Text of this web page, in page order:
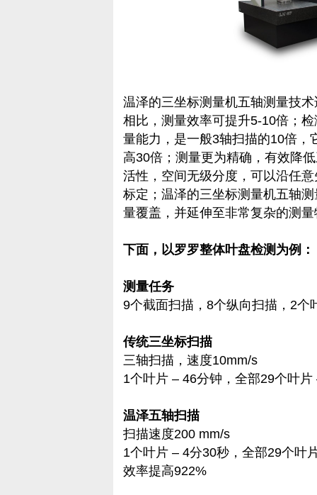
温泽的三坐标测量机五轴测量技
相比，测量效率可提升5-10倍；
量能力，是一般3轴扫描的10倍，
高30倍；测量更为精确，有效降
活性，空间无级分度，可以沿任
标定；温泽的三坐标测量机五轴
量覆盖，并延伸至非常复杂的测
下面，以罗罗整体叶盘检测为例：
测量任务
9个截面扫描，8个纵向扫描，2个
传统三坐标扫描
三轴扫描，速度10mm/s
1个叶片 – 46分钟，全部29个叶
温泽五轴扫描
扫描速度200 mm/s
1个叶片 – 4分30秒，全部29个叶
效率提高922%